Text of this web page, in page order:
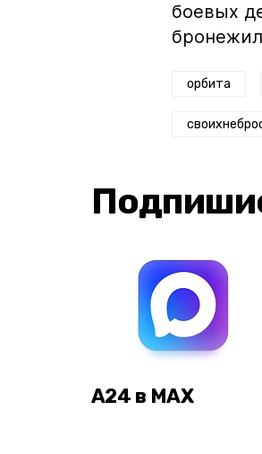
боевых
орбита
А24 в MAX